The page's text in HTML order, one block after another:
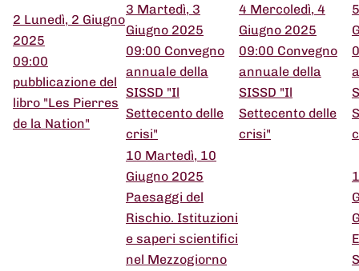
2 Lunedì, 2 Giugno
2025
09:00
pubblicazione del
libro "Les Pierres
de la Nation"
3 Martedì, 3
Giugno 2025
09:00 Convegno
annuale della
SISSD "Il
Settecento delle
crisi"
4 Mercoledì, 4
Giugno 2025
09:00 Convegno
annuale della
SISSD "Il
Settecento delle
crisi"
5
10 Martedì, 10
Giugno 2025
Paesaggi del
Rischio. Istituzioni
e saperi scientifici
nel Mezzogiorno